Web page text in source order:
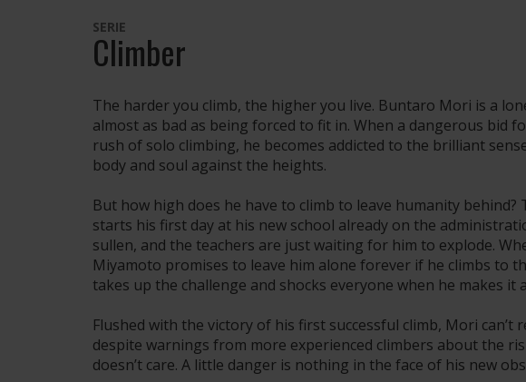
SERIE
Climber
The harder you climb, the higher you live. Buntaro Mori is a
almost as bad as being forced to fit in. When a dangerous bid
rush of solo climbing, he becomes addicted to the brilliant
body and soul against the heights.
But how high does he have to climb to leave humanity
starts his first day at his new school already on the
sullen, and the teachers are just waiting for him to explode.
Miyamoto promises to leave him alone forever if he climbs to
takes up the challenge and shocks everyone when he makes it
Flushed with the victory of his first successful climb, Mori can’t
despite warnings from more experienced climbers about the
doesn’t care. A little danger is nothing in the face of his new